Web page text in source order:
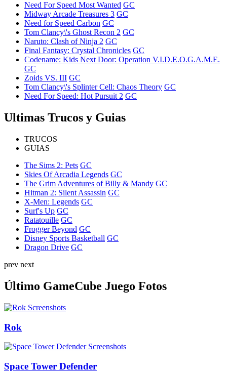
Need For Speed Most Wanted GC
Midway Arcade Treasures 3 GC
Need for Speed Carbon GC
Tom Clancy\'s Ghost Recon 2 GC
Naruto: Clash of Ninja 2 GC
Final Fantasy: Crystal Chronicles GC
Codename: Kids Next Door: Operation V.I.D.E.O.G.A.M.E.
GC
Zoids VS. III GC
Tom Clancy\'s Splinter Cell: Chaos Theory GC
Need For Speed: Hot Pursuit 2 GC
Ultimas Trucos y Guias
TRUCOS
GUIAS
The Sims 2: Pets GC
Skies Of Arcadia Legends GC
The Grim Adventures of Billy & Mandy GC
Hitman 2: Silent Assassin GC
X-Men: Legends GC
Surf's Up GC
Ratatouille GC
Frogger Beyond GC
Disney Sports Basketball GC
Dragon Drive GC
prev next
Último GameCube Juego Fotos
Rok
Space Tower Defender